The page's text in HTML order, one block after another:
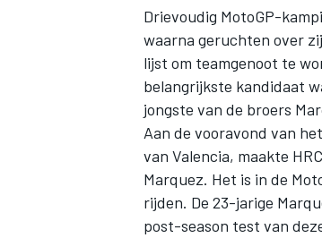
Drievoudig MotoGP-
waarna geruchten over
lijst om teamgenoot te
belangrijkste kandidaat
jongste van de broers
Aan de vooravond van
van Valencia, maakte
Marquez. Het is in de
rijden. De 23-jarige
post-season test van